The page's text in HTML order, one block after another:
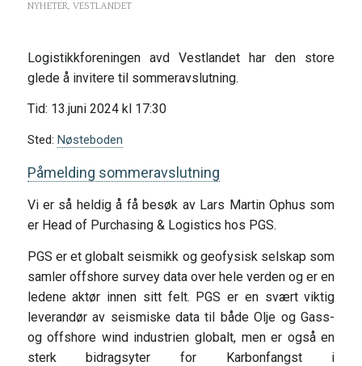
NYHETER, VESTLANDET
Logistikkforeningen avd Vestlandet har den store
glede å invitere til sommeravslutning.
Tid: 13.juni 2024 kl 17:30
Sted: Nøsteboden
Påmelding sommeravslutning
Vi er så heldig å få besøk av Lars Martin Ophus som
er Head of Purchasing & Logistics hos PGS.
PGS er et globalt seismikk og geofysisk selskap som
samler offshore survey data over hele verden og er en
ledene aktør innen sitt felt. PGS er en svært viktig
leverandør av seismiske data til både Olje og Gass-
og offshore wind industrien globalt, men er også en
sterk bidragsyter for Karbonfangst i